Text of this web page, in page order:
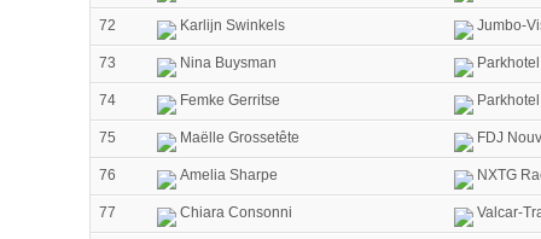
72 Karlijn Swinkels Jumbo-
73 Nina Buysman
74 Femke Gerritse
75 Maëlle Grossetête FDJ
76 Amelia Sharpe NXTG
77 Chiara Consonni Valcar-